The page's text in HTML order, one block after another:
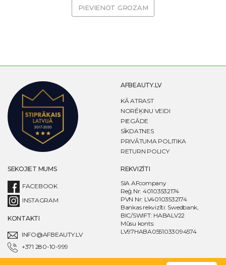
PIEVIENOT GROZAM
AFBEAUTY.LV
KĀ ATRAST
NORĒĶINU VEIDI
PIEGĀDE
SĪKDATNES
PRIVĀTUMA POLITIKA
RETURN POLICY
SEKOJIET MUMS
FACEBOOK
INSTAGRAM
KONTAKTI
INFO@AFBEAUTY.LV
+371 280-10-999
REKVIZĪTI
SIA AFcompany
Reģ.Nr: 40103532174
PVN Nr: LV40103532174
Bankas rekvizīti: Swedbank,
BIC/SWIFT: HABALV22
Mūsu konts:
LV97HABA0551033094574